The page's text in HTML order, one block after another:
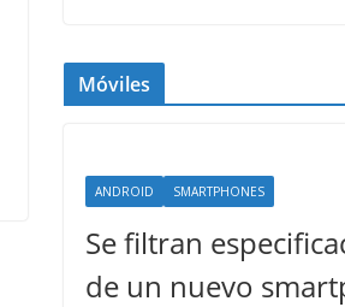
Móviles
ANDROID SMARTPHONES
Se filtran
de un nuevo